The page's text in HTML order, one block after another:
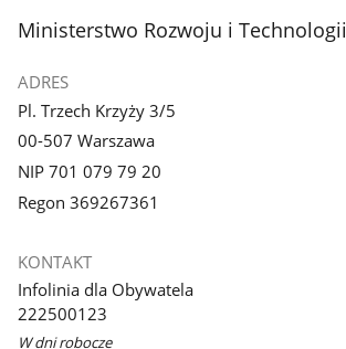
stopka
Ministerstwo Rozwoju i Technologii
ADRES
Pl. Trzech Krzyży 3/5
00-507 Warszawa
NIP 701 079 79 20
Regon 369267361
KONTAKT
Infolinia dla Obywatela
222500123
W dni robocze